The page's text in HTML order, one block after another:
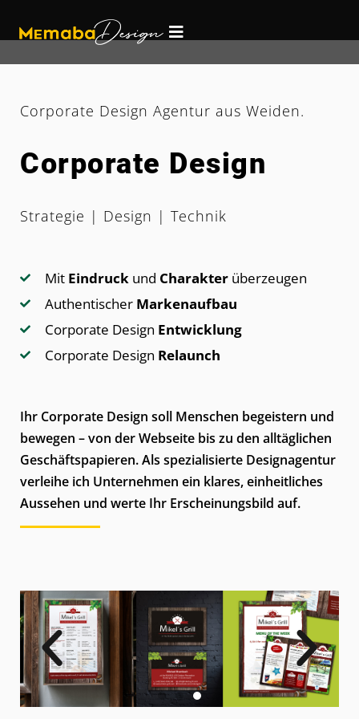
Corporate Design Agentur aus Weiden.
Corporate Design
Strategie | Design | Technik
Mit Eindruck und Charakter überzeugen
Authentischer Markenaufbau
Corporate Design Entwicklung
Corporate Design Relaunch
Ihr Corporate Design soll Menschen begeistern und
bewegen – von der Webseite bis zu den alltäglichen
Geschäftspapieren. Als spezialisierte Designagentur
verleihe ich Unternehmen ein klares, einheitliches
Aussehen und werte Ihr Erscheinungsbild auf.